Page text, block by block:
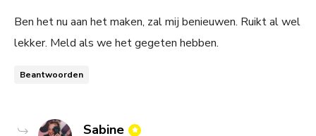
Ben het nu aan het maken, zal mij benieuwen. Ruikt al wel
lekker. Meld als we het gegeten hebben.
Beantwoorden
Sabine says: